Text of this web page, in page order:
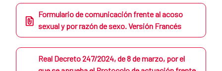
Formulario de comunicación frente al acoso
sexual y por razón de sexo. Versión Francés
Real Decreto 247/2024, de 8 de marzo, por el